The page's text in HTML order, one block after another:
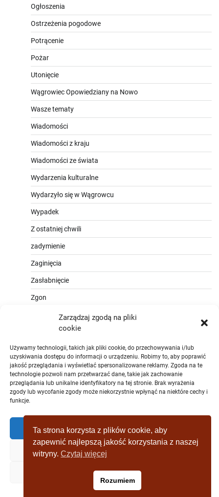
Zarządzaj zgodą na pliki
cookie
Używamy technologii, takich jak pliki cookie, do przechowywania i/lub
uzyskiwania dostępu do informacji o urządzeniu. Robimy to, aby poprawić
jakość przeglądania i wyświetlać spersonalizowane reklamy. Zgoda na te
technologie pozwoli nam przetwarzać dane, takie jak zachowanie
przeglądania lub unikalne identyfikatory na tej stronie. Brak wyrażenia
zgody lub wycofanie zgody może niekorzystnie wpłynąć na niektóre cechy i
funkcje.
Zaakceptować
Zaprzeczyć
Zobacz preferencje
Ogłoszenia
Ostrzeżenia pogodowe
Potrącenie
Pożar
Utonięcie
Wągrowiec Opowiedziany na Nowo
Wasze tematy
Wiadomości
Wiadomości z kraju
Wiadomości ze świata
Wydarzenia kulturalne
Wydarzyło się w Wągrowcu
Wypadek
Z ostatniej chwili
zadymienie
Zaginięcia
Zasłabnięcie
Zgon
Copyright © [2019 - 2025] wagrowiec-
wydarzeniazostatniejchwili.pl Theme: Full News By
Ta strona korzysta z plików cookie, aby
zapewnić najlepszą jakość korzystania z naszej
witryny.Czytaj więcej
Rozumiem